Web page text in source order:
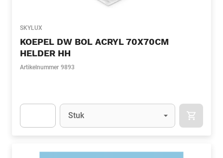
SKYLUX
KOEPEL DW BOL ACRYL 70X70CM
HELDER HH
Artikelnummer 9893
Eenheid
Stuk